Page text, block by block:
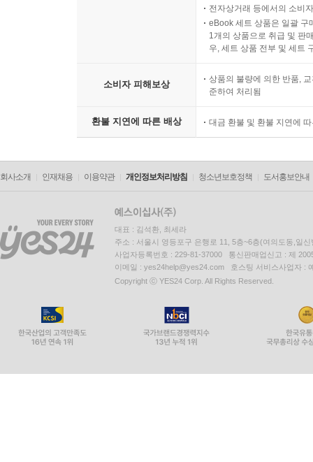
전자상거래 등에서의 소비
eBook 세트 상품은 일괄 구
1개의 상품으로 취급 및 판
우, 세트 상품 전부 및 세트
소비자 피해보상
상품의 불량에 의한 반품,
준하여 처리됨
환불 지연에 따른 배상 대금 환불 및 환불 지연에
회사소개 인재채용 이용약관 개인정보처리방침 청소년보호정책 도서홍보안내
대표 : 김석환, 최세라
주소 : 서울시 영등포구 은행로 11, 5층~6층(여의도동,일신
사업자등록번호 : 229-81-37000 통신판매업신고 : 제
이메일 : yes24help@yes24.com 호스팅 서비스사업자 :
Copyright ⓒ YES24 Corp. All Rights Reserved.